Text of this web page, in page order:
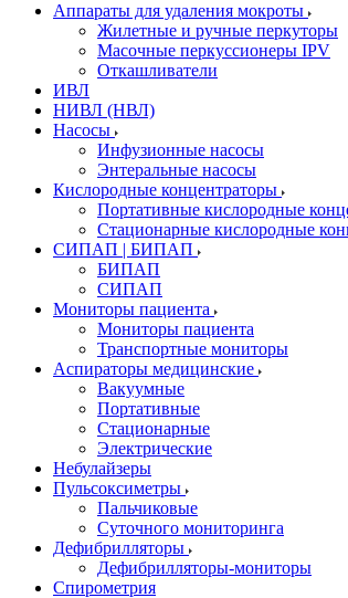
Аппараты для удаления мокроты
Жилетные и ручные перкуторы
Масочные перкуссионеры IPV
Откашливатели
ИВЛ
НИВЛ (НВЛ)
Насосы
Инфузионные насосы
Энтеральные насосы
Кислородные концентраторы
Портативные кислородные
Стационарные кислородные
СИПАП | БИПАП
БИПАП
СИПАП
Мониторы пациента
Мониторы пациента
Транспортные мониторы
Аспираторы медицинские
Вакуумные
Портативные
Стационарные
Электрические
Небулайзеры
Пульсоксиметры
Пальчиковые
Суточного мониторинга
Дефибрилляторы
Дефибрилляторы-мониторы
Спирометрия